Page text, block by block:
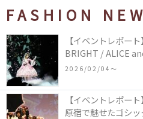
FASHION
【イベントレポー
BRIGHT / ALICE
COLLECTION in
2026/02/04〜
【イベントレポー
原宿で魅せたゴシ